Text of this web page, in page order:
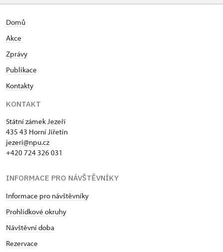
Domů
Akce
Zprávy
Publikace
Kontakty
KONTAKT
Státní zámek Jezeří
435 43 Horní Jiřetín
jezeri@npu.cz
+420 724 326 031
INFORMACE PRO NÁVŠTĚVNÍKY
Informace pro návštěvníky
Prohlídkové okruhy
Návštěvní doba
Rezervace